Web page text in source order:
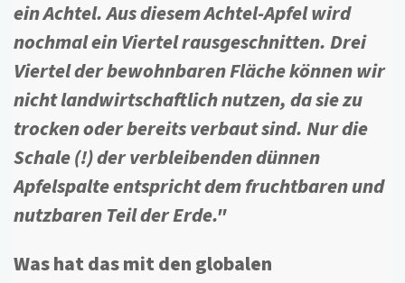
ein Achtel. Aus diesem Achtel-Apfel wird
nochmal ein Viertel rausgeschnitten. Drei
Viertel der bewohnbaren Fläche können wir
nicht landwirtschaftlich nutzen, da sie zu
trocken oder bereits verbaut sind. Nur die
Schale (!) der verbleibenden dünnen
Apfelspalte entspricht dem fruchtbaren und
nutzbaren Teil der Erde."
Was hat das mit den globalen